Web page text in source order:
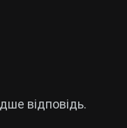
відповідь.